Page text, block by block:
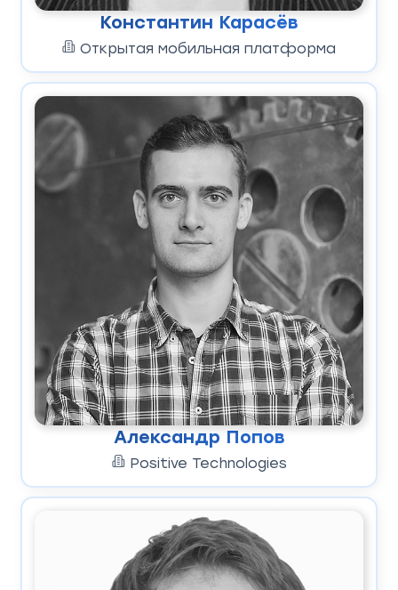
Константин Карасёв
Открытая мобильная платформа
Александр Попов
Positive Technologies